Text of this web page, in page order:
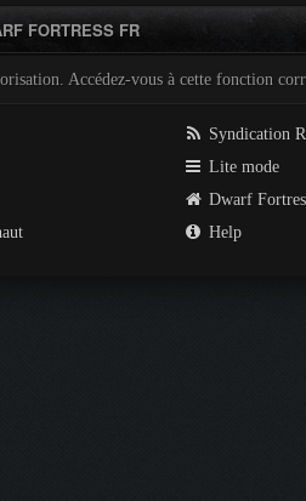
FORTRESS FR
Accédez-vous à cette fonction
Syndication
Lite mode
Dwarf
Help